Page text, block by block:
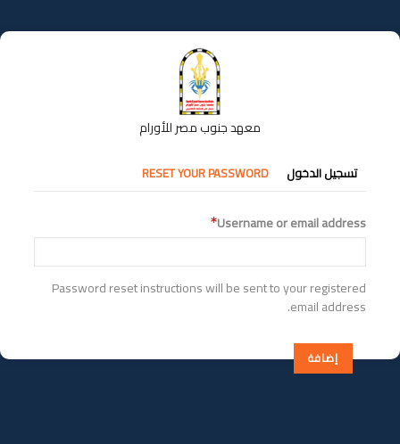
إلى
المحتوى
معهد جنوب مصر للأورام
التبويبات
الأساسية
تسجيل الدخول RESET YOUR PASSWORD
Username or email address
Password reset instructions will be sent to your registered
email address.